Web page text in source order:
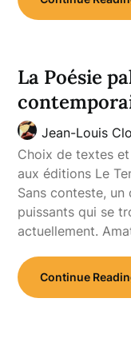
La Poésie
Jean-Louis
Choix de textes
aux éditions Le
Sans conteste,
puissants qui se
actuellement.
Continue